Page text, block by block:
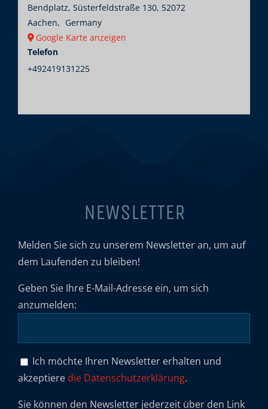
Bendplatz, Süsterfeldstraße 130, 52072
Aachen, Germany
Google Karte anzeigen
Telefon
+492419131225
NEWSLETTER
Melden Sie sich zu unserem Newsletter an, um auf
dem Laufenden zu bleiben!
Geben Sie Ihre E-Mail-Adresse ein, um sich
anzumelden:
Ich möchte Ihren Newsletter erhalten und
akzeptiere die Datenschutzerklärung.
Sie können den Newsletter jederzeit über den Link